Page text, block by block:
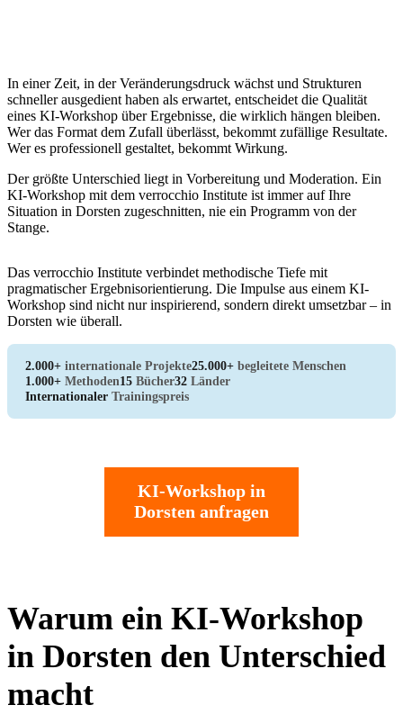
In einer Zeit, in der Veränderungsdruck wächst und Strukturen
schneller ausgedient haben als erwartet, entscheidet die Qualität
eines KI-Workshop über Ergebnisse, die wirklich hängen bleiben.
Wer das Format dem Zufall überlässt, bekommt zufällige Resultate.
Wer es professionell gestaltet, bekommt Wirkung.
Der größte Unterschied liegt in Vorbereitung und Moderation. Ein
KI-Workshop mit dem verrocchio Institute ist immer auf Ihre
Situation in Dorsten zugeschnitten, nie ein Programm von der
Stange.
Das verrocchio Institute verbindet methodische Tiefe mit
pragmatischer Ergebnisorientierung. Die Impulse aus einem KI-
Workshop sind nicht nur inspirierend, sondern direkt umsetzbar – in
Dorsten wie überall.
2.000+ internationale Projekte25.000+ begleitete Menschen
1.000+ Methoden15 Bücher32 Länder
Internationaler Trainingspreis
KI-Workshop in
Dorsten anfragen
Warum ein KI-Workshop
in Dorsten den Unterschied
macht